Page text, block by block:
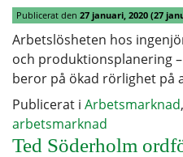
Publicerat den 27 januari, 2020 (27
Arbetslösheten hos
och produktionsplanering
beror på ökad rörlighet på
Publicerat i Arbetsmarknad,
arbetsmarknad
Ted Söderholm